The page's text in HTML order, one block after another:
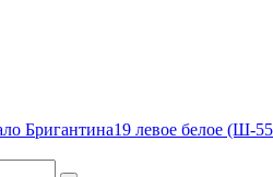
Бригантина19 левое белое (Ш-